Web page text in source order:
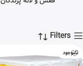
Filters
ناموجود